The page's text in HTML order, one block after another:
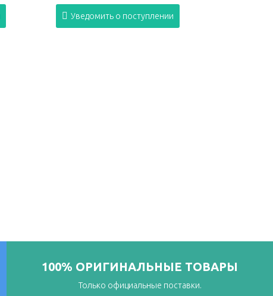
Уведомить о поступлении
100% ОРИГИНАЛЬНЫЕ ТОВАРЫ
Только официальные поставки.